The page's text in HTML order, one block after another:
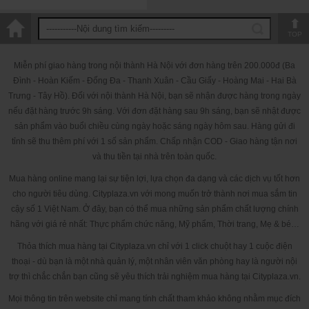
lõi cầu khớp, viêm màng bồ đào mắt, bệnh đa cơ cứng, loãng
xương, khô cứng(mắt, âm đạo…), bệnh cứng bì, phân mỡ, vẩy
- Curcumin còn chứa các chất chiết phẩm đông – nam dựơc
khác có tác dụng tăng cường khí huyết, rất tốt cho phụ nữ sau
khi sinh, con gái mỗi lần có kinh đau bụng, xoá bỏ tàn nhang,
chống nám da, làm đẹp da, chống rụng tóc, tăng cừơng vẻ đẹp,
sức lực và cả tuổi thọ, làm giảm đau, chống chán ăn…
Sản phẩm này không phải là thuốc, không có tác dụng thay thế
Tinh nghệ curcumin
Tinh nghệ curcumin
Puritan's pride 500mg hộp 180
toàn thế giới tin tưởng sử dụng. Cityplaza.vn mong muốn giới
thiệu tới những khách hàng thân thiết của mình những sản
phẩm chất lượng với giá tốt nhất.
Để mua sản phẩm, quý khách truy cập
Miễn phí giao hàng trong nội thành Hà Nội với đơn hàng trên 200.000đ (Ba
Đình - Hoàn Kiếm - Đống Đa - Thanh Xuân - Cầu Giấy - Hoàng Mai - Hai Bà
Trưng - Tây Hồ). Đối với nội thành Hà Nội, bạn sẽ nhận được hàng trong ngày
nếu đặt hàng trước 9h sáng. Với đơn đặt hàng sau 9h sáng, bạn sẽ nhật được
sản phẩm vào buổi chiều cùng ngày hoặc sáng ngày hôm sau. Hàng gửi đi
tỉnh sẽ thu thêm phí với 1 số sản phẩm. Chấp nhận COD - Giao hàng tận nơi
và thu tiền tại nhà trên toàn quốc.
Mua hàng online mang lại sự tiện lợi, lựa chọn đa dạng và các dịch vụ tốt hơn
cho người tiêu dùng. Cityplaza.vn với mong muốn trở thành nơi mua sắm tin
cậy số 1 Việt Nam. Ở đây, bạn có thể mua những sản phẩm chất lượng chính
hãng với giá rẻ nhất: Thực phẩm chức năng, Mỹ phẩm, Thời trang, Mẹ & bé…
Thỏa thích mua hàng tại Cityplaza.vn chỉ với 1 click chuột hay 1 cuộc điện
thoại - dù bạn là một nhà quản lý, một nhân viên văn phòng hay là người nội
trợ thì chắc chắn bạn cũng sẽ yêu thích trải nghiệm mua hàng tại Cityplaza.vn.
Mọi thông tin trên website chỉ mang tính chất tham khảo không nhằm mục đích